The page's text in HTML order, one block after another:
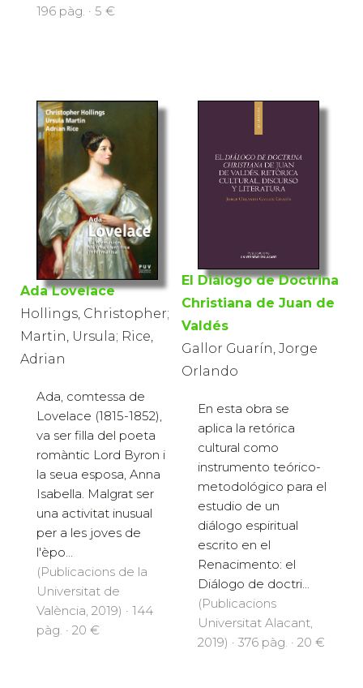
196 pàg. · 5 €
Ada Lovelace
Hollings, Christopher;
Martin, Ursula; Rice,
Adrian
Ada, comtessa de
Lovelace (1815-1852),
va ser filla del poeta
romàntic Lord Byron i
la seua esposa, Anna
Isabella. Malgrat ser
una activitat inusual
per a les joves de
l'èpo...
(Publicacions de la
Universitat de
València, 2019) · 144
pàg. · 20 €
El Diálogo de Doctrina
Christiana de Juan de
Valdés
Gallor Guarín, Jorge
Orlando
En esta obra se
aplica la retórica
cultural como
instrumento teórico-
metodológico para el
estudio de un
diálogo espiritual
escrito en el
Renacimento: el
Diálogo de doctri...
(Publicacions
Universitat Alacant,
2019) · 376 pàg. · 20 €